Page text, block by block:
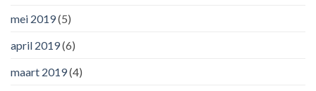
mei 2019(5)
april 2019(6)
maart 2019(4)